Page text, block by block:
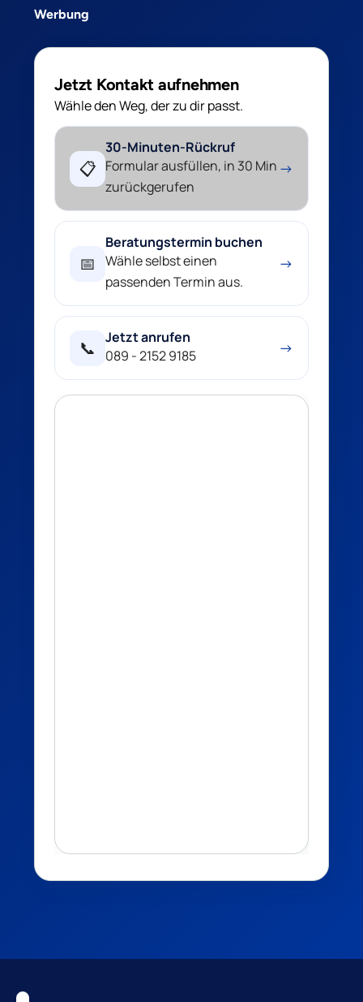
Werbung
Jetzt Kontakt aufnehmen
Wähle den Weg, der zu dir passt.
📋
30-Minuten-Rückruf
Formular ausfüllen, in 30 Min
zurückgerufen
→
📅
Beratungstermin buchen
Wähle selbst einen
passenden Termin aus.
→
📞
Jetzt anrufen
089 - 2152 9185
→